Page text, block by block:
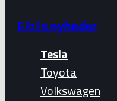
Elbils nyheder
Tesla
Toyota
Volkswagen